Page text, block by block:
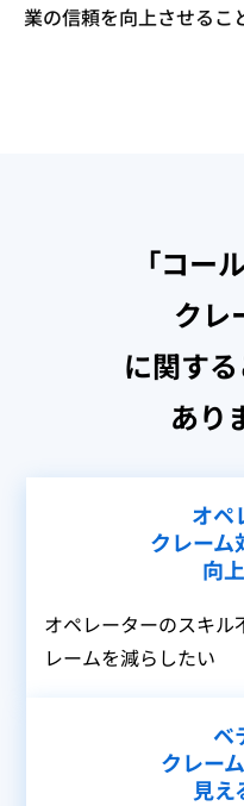
業の信頼を向上させるこ
「コー
クレ
に関す
あり
オペ
クレーム
向
オペレーターのスキル
レームを減らしたい
ベ
クレー
見え